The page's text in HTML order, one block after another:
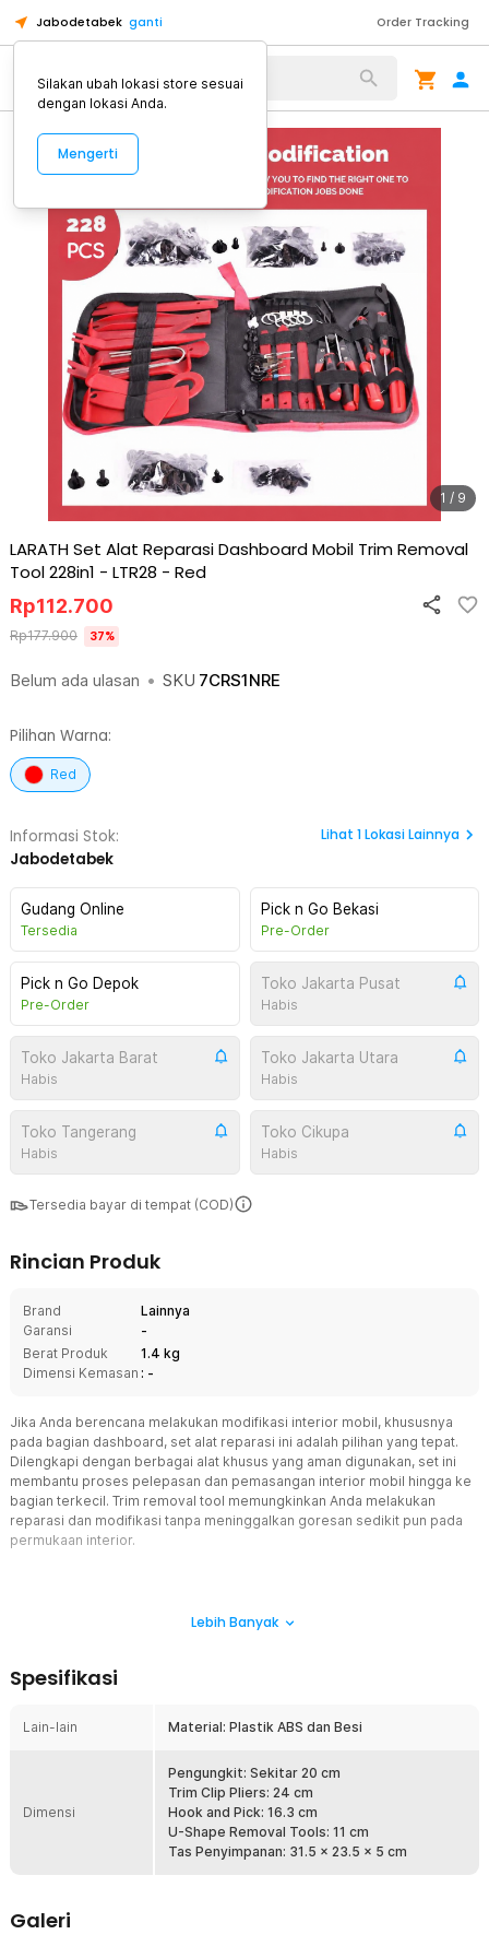
Jabodetabek ganti Order Tracking
Alat Kopi
1 / 9
LARATH Set Alat Reparasi Dashboard Mobil Trim Removal
Tool 228in1 - LTR28 - Red
Belum ada ulasan • SKU 7CRS1NRE
Rp112.700
Rp177.900 37%
Pilihan Warna:
Red
Informasi Stok:
Jabodetabek
Lihat 1Lokasi Lainnya
Gudang Online
Tersedia
Pick n Go Bekasi
Pre-Order
Pick n Go Depok
Pre-Order
Toko Jakarta Pusat
Habis
Toko Jakarta Barat
Habis
Toko Jakarta Utara
Habis
Toko Tangerang
Habis
Toko Cikupa
Habis
Tersedia bayar di tempat (COD)
Rincian Produk
Brand
Lainnya
Garansi
-
Berat Produk
1.4 kg
Dimensi Kemasan : -
Jika Anda berencana melakukan modifikasi interior mobil, khususnya
pada bagian dashboard, set alat reparasi ini adalah pilihan yang tepat.
Dilengkapi dengan berbagai alat khusus yang aman digunakan, set ini
membantu proses pelepasan dan pemasangan interior mobil hingga ke
bagian terkecil. Trim removal tool memungkinkan Anda melakukan
reparasi dan modifikasi tanpa meninggalkan goresan sedikit pun pada
permukaan interior.
Set alat reparasi ini dibekali berbagai alat fungsional untuk melepas
dan memasang panel pintu, trim jendela, klip, serta bagian
dilakukan dengan lebih rapi dan aman tanpa risiko merusak
Desain Ergonomis Nyaman Digunakan
Setiap alat dirancang dengan bentuk ergonomis agar nyaman
digenggam saat digunakan. Desain ini memudahkan Anda
menjangkau celah sempit atau area yang sulit diakses. Alat juga
tidak mudah bengkok atau rusak meski digunakan untuk
Dalam satu set, Anda akan mendapatkan 200 buah retaining clips,
Lebih Banyak
Spesifikasi
Lain-lain Material: Plastik ABS dan Besi
Dimensi
Pengungkit: Sekitar 20 cm
Trim Clip Pliers: 24 cm
Hook and Pick: 16.3 cm
U-Shape Removal Tools: 11 cm
Tas Penyimpanan: 31.5 x 23.5 x 5 cm
Galeri
Silakan ubah lokasi store sesuai
dengan lokasi Anda.
Mengerti